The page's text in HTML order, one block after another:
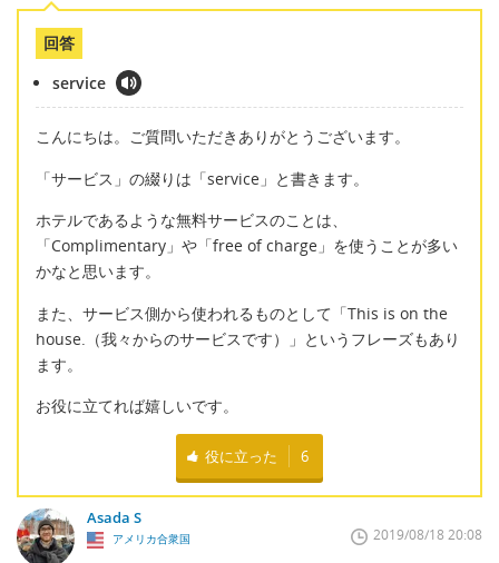
回答
service
こんにちは。ご質問いただきありがとうございます。
「サービス」の綴りは「service」と書きます。
ホテルであるような無料サービスのことは、
「Complimentary」や「free of charge」を使うことが多い
かなと思います。
また、サービス側から使われるものとして「This is on the
house.（我々からのサービスです）」というフレーズもあり
ます。
お役に立てれば嬉しいです。
役に立った 6
Asada S
アメリカ合衆国 2019/08/18 20:08